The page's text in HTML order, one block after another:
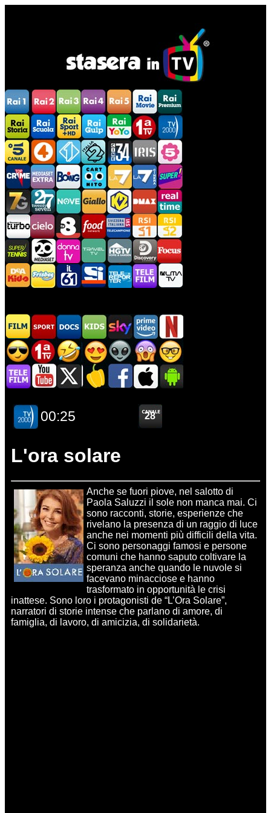
L'ora solare
Anche se fuori piove, nel salotto di
Paola Saluzzi il sole non manca mai. Ci
sono racconti, storie, esperienze che
rivelano la presenza di un raggio di luce
anche nei momenti più difficili della vita.
Ci sono personaggi famosi e persone
comuni che hanno saputo coltivare la
speranza anche quando le nuvole si
facevano minacciose e hanno
trasformato in opportunità le crisi
inattese. Sono loro i protagonisti de “L’Ora Solare”,
narratori di storie intense che parlano di amore, di
famiglia, di lavoro, di amicizia, di solidarietà.